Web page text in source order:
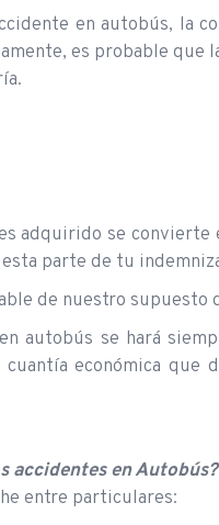
en autobús, la
es probable que
adquirido se convierte
parte de tu
de nuestro supuesto
autobús se hará
económica que
accidentes en Autobús?
entre particulares: